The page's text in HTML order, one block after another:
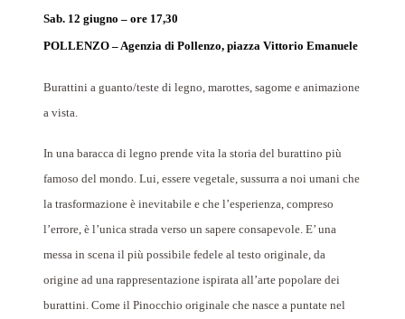
Sab. 12 giugno – ore 17,30
POLLENZO – Agenzia di Pollenzo, piazza Vittorio Emanuele
Burattini a guanto/teste di legno, marottes, sagome e animazione
a vista.
In una baracca di legno prende vita la storia del burattino più
famoso del mondo. Lui, essere vegetale, sussurra a noi umani che
la trasformazione è inevitabile e che l’esperienza, compreso
l’errore, è l’unica strada verso un sapere consapevole. E’ una
messa in scena il più possibile fedele al testo originale, da
origine ad una rappresentazione ispirata all’arte popolare dei
burattini. Come il Pinocchio originale che nasce a puntate nel